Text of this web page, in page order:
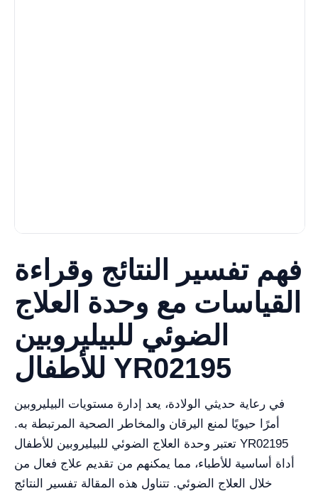
فهم تفسير النتائج وقراءة
القياسات مع وحدة العلاج
الضوئي للبيليروبين
للأطفال YR02195
في رعاية حديثي الولادة، يعد إدارة مستويات البيليروبين
أمرًا حيويًا لمنع اليرقان والمخاطر الصحية المرتبطة به.
تعتبر وحدة العلاج الضوئي للبيليروبين للأطفال YR02195
أداة أساسية للأطباء، مما يمكنهم من تقديم علاج فعال من
خلال العلاج الضوئي. تتناول هذه المقالة تفسير النتائج